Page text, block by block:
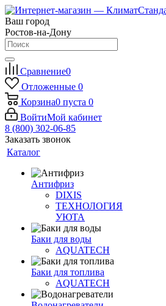
Ваш город
Ростов-на-Дону
Сравнение0
Отложенные 0
Корзина0 пуста 0
ВойтиМой кабинет
8 (800) 302-06-85
Заказать звонок
Каталог
Антифриз
DIXIS
ТЕХНОЛОГИЯ
УЮТА
Баки для воды
AQUATECH
Баки для топлива
AQUATECH